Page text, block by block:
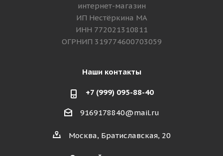
интернет-магазин
ИП Нестёркина МА
ИНН 772021310811
ОГРНИП 319774600703059
Наши контакты
+7 (999) 095-88-40
9169178840@mail.ru
Москва, Братиславская, 20